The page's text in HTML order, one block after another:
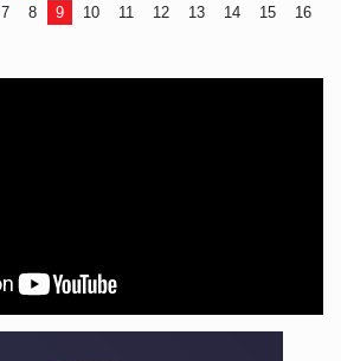
7 8 9 10 11 12 13 14 15
16